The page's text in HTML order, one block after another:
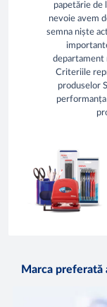
papetărie de
nevoie avem
semna niște
departament
Criteriile
produselor
Marca preferată